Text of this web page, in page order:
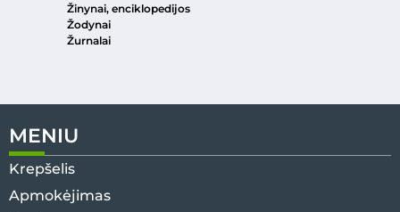
Žinynai, enciklopedijos
Žodynai
Žurnalai
MENIU
Krepšelis
Apmokėjimas